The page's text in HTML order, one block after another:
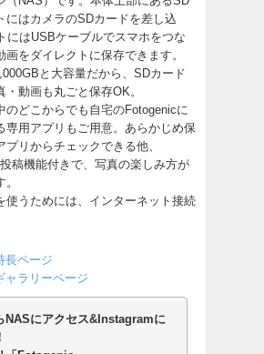
にはカメラのSDカードを差し込
にはUSBケーブルでスマホをつな
画をダイレクトに保存できます。
と大容量だから、SDカード
・動画も丸ごと保存OK。
のどこからでも自宅のFotogenicに
専用アプリもご用意。あらかじめ保
プリからチェックできる他、
稿機能付きで、写真の楽しみ方が
使うためには、インターネット接続
長ページ
ャラリーページ
NASにアクセス&Instagramに